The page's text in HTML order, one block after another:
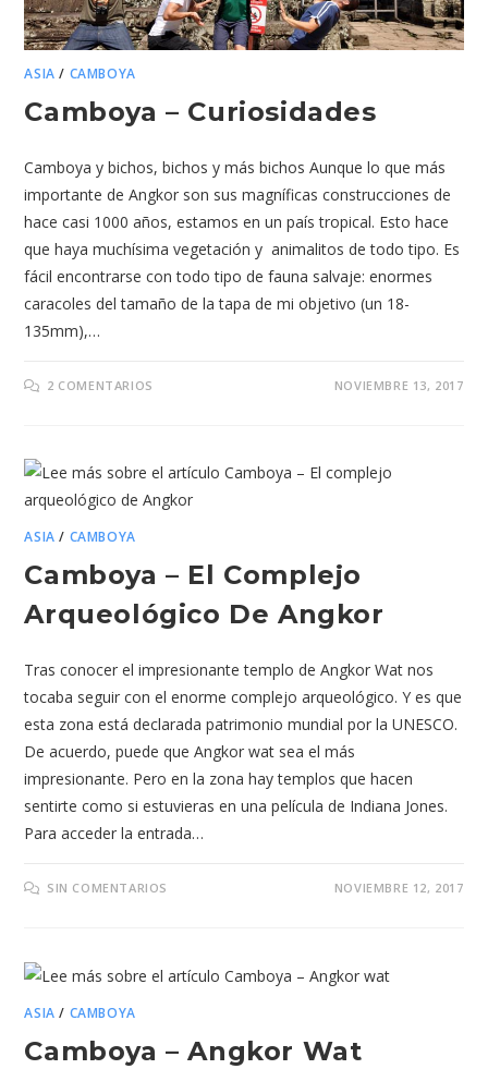
ASIA / CAMBOYA
Camboya – Curiosidades
Camboya y bichos, bichos y más bichos Aunque lo que más
importante de Angkor son sus magníficas construcciones de
hace casi 1000 años, estamos en un país tropical. Esto hace
que haya muchísima vegetación y animalitos de todo tipo. Es
fácil encontrarse con todo tipo de fauna salvaje: enormes
caracoles del tamaño de la tapa de mi objetivo (un 18-
135mm),…
2 COMENTARIOS NOVIEMBRE 13, 2017
ASIA / CAMBOYA
Camboya – El Complejo
Arqueológico De Angkor
Tras conocer el impresionante templo de Angkor Wat nos
tocaba seguir con el enorme complejo arqueológico. Y es que
esta zona está declarada patrimonio mundial por la UNESCO.
De acuerdo, puede que Angkor wat sea el más
impresionante. Pero en la zona hay templos que hacen
sentirte como si estuvieras en una película de Indiana Jones.
Para acceder la entrada…
SIN COMENTARIOS NOVIEMBRE 12, 2017
ASIA / CAMBOYA
Camboya – Angkor Wat